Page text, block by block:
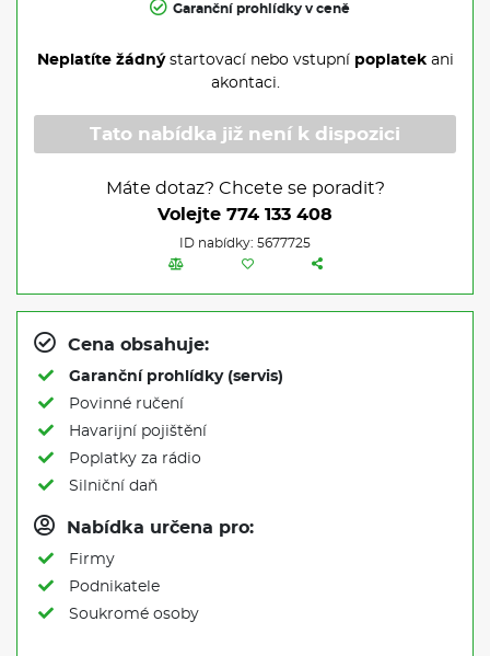
Garanční prohlídky v ceně
Neplatíte žádnýstartovací nebo vstupní poplatekani
akontaci.
Tato nabídka již není k dispozici
Máte dotaz? Chcete se poradit?
Volejte 774 133 408
ID nabídky: 5677725
Cena obsahuje:
Garanční prohlídky (servis)
Povinné ručení
Havarijní pojištění
Poplatky za rádio
Silniční daň
Nabídka určena pro:
Firmy
Podnikatele
Soukromé osoby